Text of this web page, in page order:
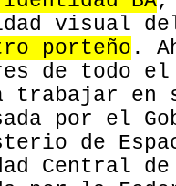
visual
porteño .
de todo
a trabajar
por el
de
Central